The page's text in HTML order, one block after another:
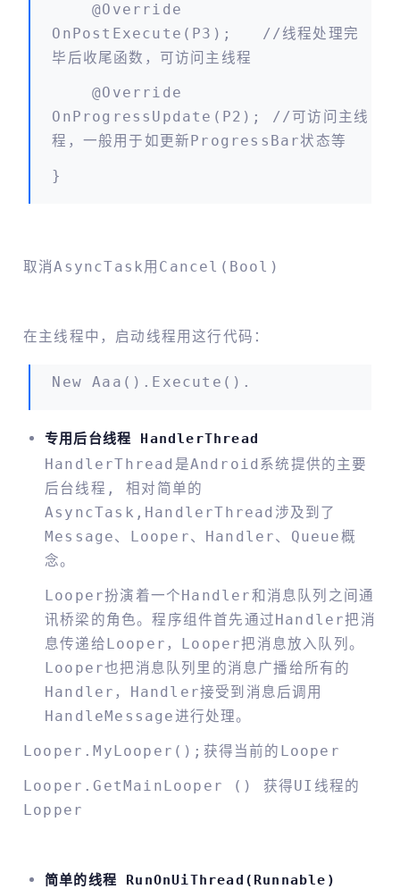
@Override
OnPostExecute(P3); //线程处理完
毕后收尾函数，可访问主线程
@Override
OnProgressUpdate(P2); //可访问主线
程，一般用于如更新ProgressBar状态等
}
取消AsyncTask用Cancel(bool)
在主线程中，启动线程用这行代码：
New Aaa().Execute().
专用后台线程 HandlerThread
HandlerThread是Android系统提供的主要
后台线程, 相对简单的
AsyncTask,HandlerThread涉及到了
Message、Looper、Handler、Queue概
念。
Looper扮演着一个Handler和消息队列之间通
讯桥梁的角色。程序组件首先通过Handler把消
息传递给Looper，Looper把消息放入队列。
Looper也把消息队列里的消息广播给所有的
Handler，Handler接受到消息后调用
HandleMessage进行处理。
Looper.myLooper();获得当前的Looper
Looper.getMainLooper () 获得UI线程的
Lopper
简单的线程 RunOnUiThread(Runnable)